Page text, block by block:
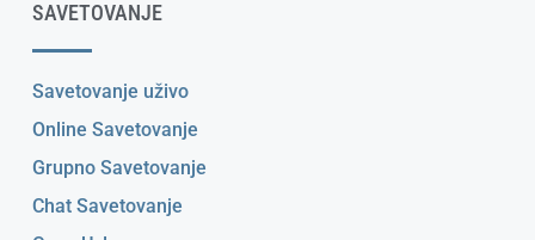
SAVETOVANJE
Savetovanje uživo
Online Savetovanje
Grupno Savetovanje
Chat Savetovanje